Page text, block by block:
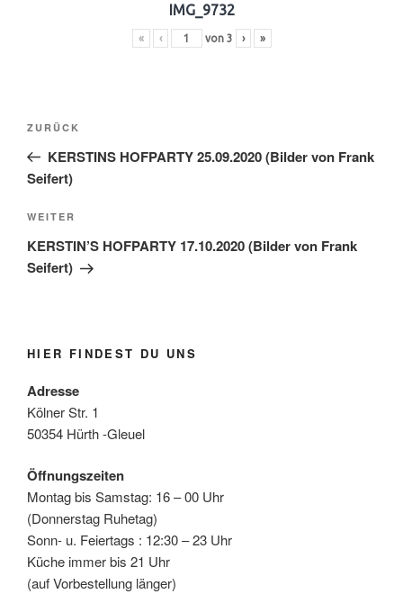
IMG_9732
« ‹ von 3 › »
Beitragsnavigation
Vorheriger
Beitrag
ZURÜCK
KERSTINS HOFPARTY 25.09.2020 (Bilder von Frank
Seifert)
Nächster
Beitrag
WEITER
KERSTIN’S HOFPARTY 17.10.2020 (Bilder von Frank
Seifert)
HIER FINDEST DU UNS
Adresse
Kölner Str. 1
50354 Hürth -Gleuel
Öffnungszeiten
Montag bis Samstag: 16 – 00 Uhr
(Donnerstag Ruhetag)
Sonn- u. Feiertags : 12:30 – 23 Uhr
Küche immer bis 21 Uhr
(auf Vorbestellung länger)